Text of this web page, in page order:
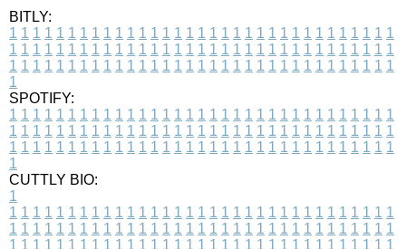
BITLY:
1 1 1 1 1 1 1 1 1 1 1 1 1 1 1 1 1 1 1 1 1 1 1 1 1 1 1 1 1 1 1 1 1
1 1 1 1 1 1 1 1 1 1 1 1 1 1 1 1 1 1 1 1 1 1 1 1 1 1 1 1 1 1 1 1 1
1 1 1 1 1 1 1 1 1 1 1 1 1 1 1 1 1 1 1 1 1 1 1 1 1 1 1 1 1 1 1 1 1
1
SPOTIFY:
1 1 1 1 1 1 1 1 1 1 1 1 1 1 1 1 1 1 1 1 1 1 1 1 1 1 1 1 1 1 1 1 1
1 1 1 1 1 1 1 1 1 1 1 1 1 1 1 1 1 1 1 1 1 1 1 1 1 1 1 1 1 1 1 1 1
1 1 1 1 1 1 1 1 1 1 1 1 1 1 1 1 1 1 1 1 1 1 1 1 1 1 1 1 1 1 1 1 1
1
CUTTLY BIO:
1
1 1 1 1 1 1 1 1 1 1 1 1 1 1 1 1 1 1 1 1 1 1 1 1 1 1 1 1 1 1 1 1 1
1 1 1 1 1 1 1 1 1 1 1 1 1 1 1 1 1 1 1 1 1 1 1 1 1 1 1 1 1 1 1 1 1
1 1 1 1 1 1 1 1 1 1 1 1 1 1 1 1 1 1 1 1 1 1 1 1 1 1 1 1 1 1 1 1 1